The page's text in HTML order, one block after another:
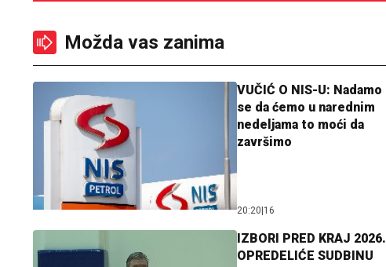
Možda vas zanima
VUČIĆ O NIS-U: Nadamo
se da ćemo u narednim
nedeljama to moći da
završimo
20:20 16
IZBORI PRED KRAJ 2026.
OPREDELIĆE SUDBINU